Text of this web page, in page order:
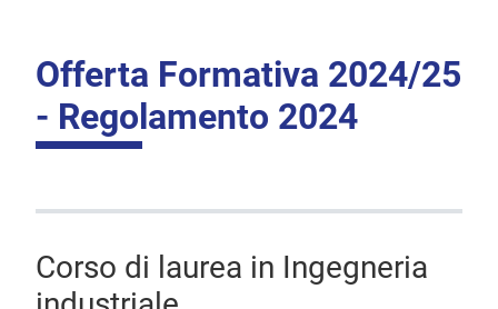
Offerta Formativa 2024/25
- Regolamento 2024
Corso di laurea in Ingegneria